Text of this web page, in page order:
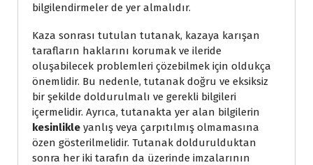
bilgilendirmeler de yer almalıdır.
Kaza sonrası tutulan tutanak, kazaya karışan
tarafların haklarını korumak ve ileride
oluşabilecek problemleri çözebilmek için oldukça
önemlidir. Bu nedenle, tutanak doğru ve eksiksiz
bir şekilde doldurulmalı ve gerekli bilgileri
içermelidir. Ayrıca, tutanakta yer alan bilgilerin
kesinlikle yanlış veya çarpıtılmış olmamasına
özen gösterilmelidir. Tutanak doldurulduktan
sonra her iki tarafın da üzerinde imzalarının